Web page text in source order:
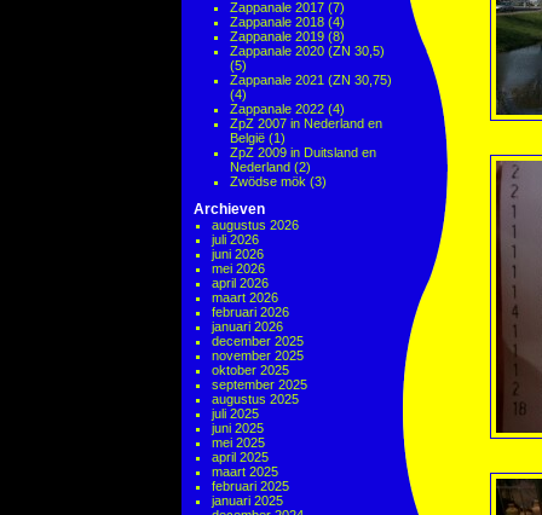
Zappanale 2017 (7)
Zappanale 2018 (4)
Zappanale 2019 (8)
Zappanale 2020 (ZN 30,5)
(5)
Zappanale 2021 (ZN 30,75)
(4)
Zappanale 2022 (4)
ZpZ 2007 in Nederland en
België (1)
ZpZ 2009 in Duitsland en
Nederland (2)
Zwödse mök (3)
Archieven
augustus 2026
juli 2026
juni 2026
mei 2026
april 2026
maart 2026
februari 2026
januari 2026
december 2025
november 2025
oktober 2025
september 2025
augustus 2025
juli 2025
juni 2025
mei 2025
april 2025
maart 2025
februari 2025
januari 2025